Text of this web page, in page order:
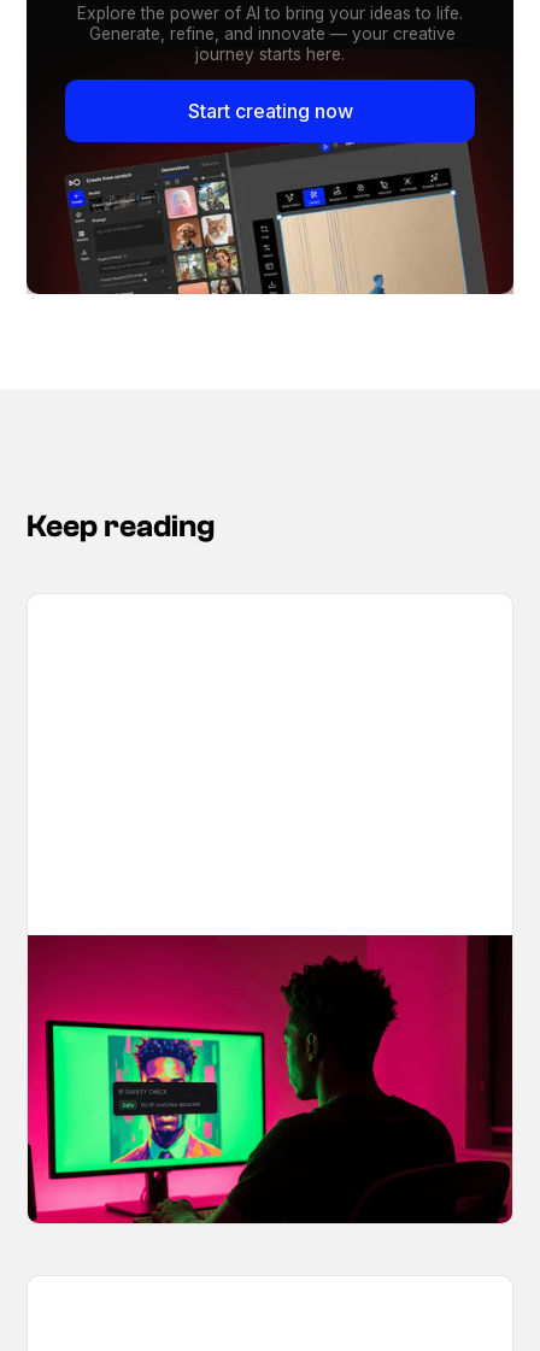
Explore the power of AI to bring your ideas to life.
Generate, refine, and innovate — your creative
journey starts here.
Start creating now
Keep reading
Your AI Creations, Protected: How
OpenArt's IP Safety Check Keeps
Creators Safe
You made something you love, but is it safe to
share? OpenArt's IP Safety Check, powered
by CopySight, lets you scan your creations for
potential IP issues before they leave your
hands.
April 2, 2026